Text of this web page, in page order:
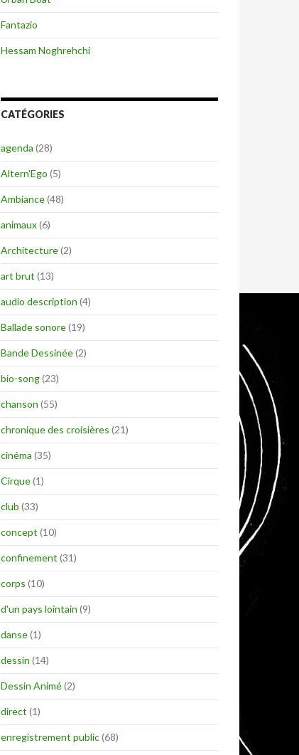
Fantazio
Hessam Noghrehchi
CATÉGORIES
agenda (28)
Altern'Ego (5)
Ambiance(48)
animaux(6)
Architecture(2)
art brut (13)
audio description (4)
Ballade sonore(19)
Bande Dessinée(2)
bio-song(23)
chanson (55)
chronique des croisières (21)
cinéma (35)
Cirque(1)
club (33)
concept (10)
confinement (31)
corps (10)
d'un pays lointain (9)
danse(1)
dessin (14)
Dessin Animé(2)
direct (1)
enregistrement public(68)